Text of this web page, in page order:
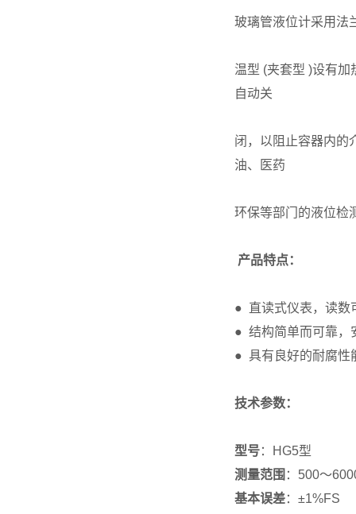
玻璃管液位计采用法
温型 (夹套型 )设有
自动关
闭，以阻止容器内的
油、医药
环保等部门的液位检
产品特点：
● 直读式仪表，读数
● 结构简单而可靠，
● 具有良好的耐腐性
技术参数：
型号：HG5型
测量范围 ：500～
基本误差：±1%FS